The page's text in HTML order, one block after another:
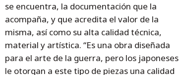
se encuentra, la documentación que la
acompaña, y que acredita el valor de la
misma, así como su alta calidad técnica,
material y artística. “Es una obra diseñada
para el arte de la guerra, pero los japoneses
le otorgan a este tipo de piezas una calidad